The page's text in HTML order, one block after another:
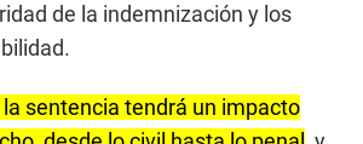
de la indemnización y los
sentencia tendrá un impacto